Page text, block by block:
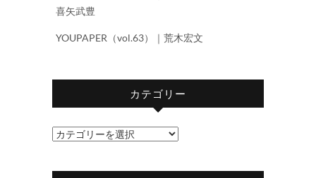
喜矢武豊
YOUPAPER（vol.63）｜荒木宏文
カテゴリー
カ
ゴ